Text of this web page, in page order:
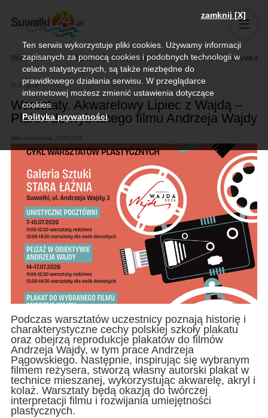
Wiadomości Sport Biznes, rolnictwo Kultura i rozrywka
05.07.2026
Warsztaty. Akwarelowy Lipiec z Wajdą –
Plakat do wybranego filmu Andrzeja Wajdy
data wydarzenia: 21.07.2026
Podczas warsztatów uczestnicy poznają historię i
charakterystyczne cechy polskiej szkoły plakatu
oraz obejrzą reprodukcje plakatów do filmów
Andrzeja Wajdy, w tym prace Andrzeja
Pągowskiego. Następnie, inspirując się wybranym
filmem reżysera, stworzą własny autorski plakat w
technice mieszanej, wykorzystując akwarelę, akryl i
kolaż. Warsztaty będą okazją do twórczej
interpretacji filmu i rozwijania umiejętności
plastycznych.
zamknij [X]
Ten serwis wykorzystuje pliki cookies. Używamy informacji
zapisanych za pomocą cookies i podobnych technologii w
celach statystycznych, są także niezbędne do
prawidłowego działania serwisu. W przeglądarce
internetowej możesz zmienić ustawienia dotyczące
cookies.
Polityka prywatności.